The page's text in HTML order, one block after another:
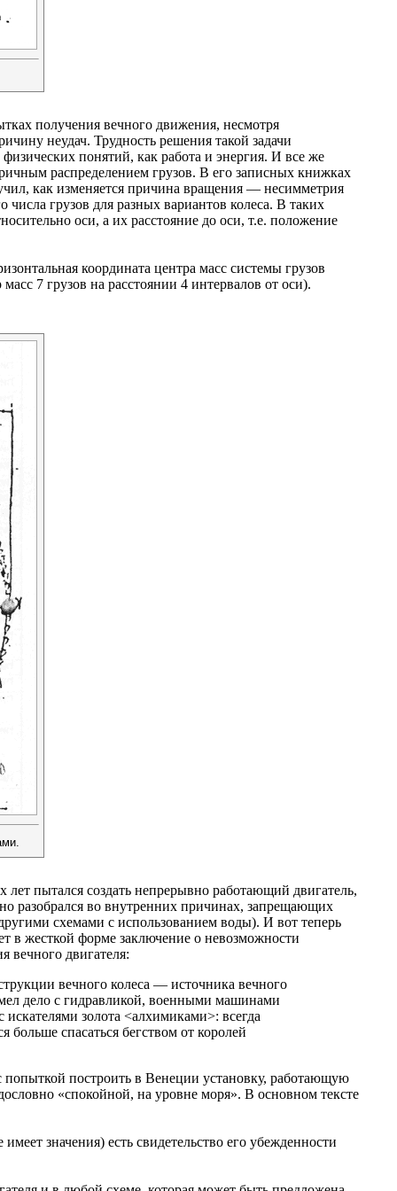
получения вечного движения, несмотря
неудач. Трудность решения такой задачи
понятий, как работа и энергия. И все же
распределением грузов. В его записных книжках
как изменяется причина вращения — несимметрия
грузов для разных вариантов колеса. В таких
оси, а их расстояние до оси, т.е. положение
координата центра масс системы грузов
7 грузов на расстоянии 4 интервалов от оси).
пытался создать непрерывно работающий двигатель,
разобрался во внутренних причинах, запрещающих
схемами с использованием воды). И вот теперь
в жесткой форме заключение о невозможности
вечного двигателя:
вечного колеса — источника вечного
дело с гидравликой, военными машинами
золота <алхимиками>: всегда
спасаться бегством от королей
попыткой построить в Венеции установку, работающую
«спокойной, на уровне моря». В основном тексте
значения) есть свидетельство его убежденности